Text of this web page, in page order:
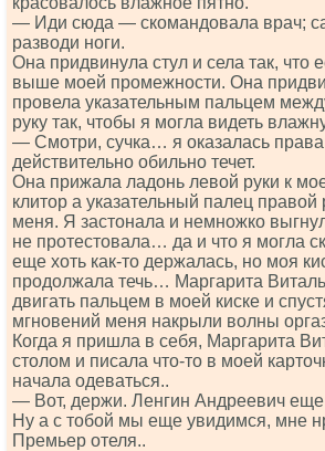
— Иди сюда — скомандовала врач;
разводи ноги.
Она придвинула стул и села так, что
выше моей промежности. Она
провела указательным пальцем
руку так, чтобы я могла видеть
— Смотри, сучка… я оказалась
действительно обильно течет.
Она прижала ладонь левой руки к
клитор а указательный палец правой
меня. Я застонала и немножко
не протестовала… да и что я могла
еще хоть как-то держалась, но моя
продолжала течь… Маргарита
двигать пальцем в моей киске и
мгновений меня накрыли волны
Когда я пришла в себя, Маргарита
столом и писала что-то в моей
начала одеваться..
— Вот, держи. Ленгин Андреевич еще
Ну а с тобой мы еще увидимся, мне
Премьер отеля..